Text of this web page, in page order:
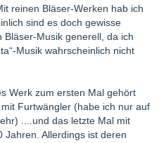
reinen Bläser-Werken hab ich
sind es doch gewisse
Musik generell, da ich
Musik wahrscheinlich nicht
Werk zum ersten Mal gehört
Furtwängler (habe ich nur auf
....und das letzte Mal mit
Jahren. Allerdings ist deren